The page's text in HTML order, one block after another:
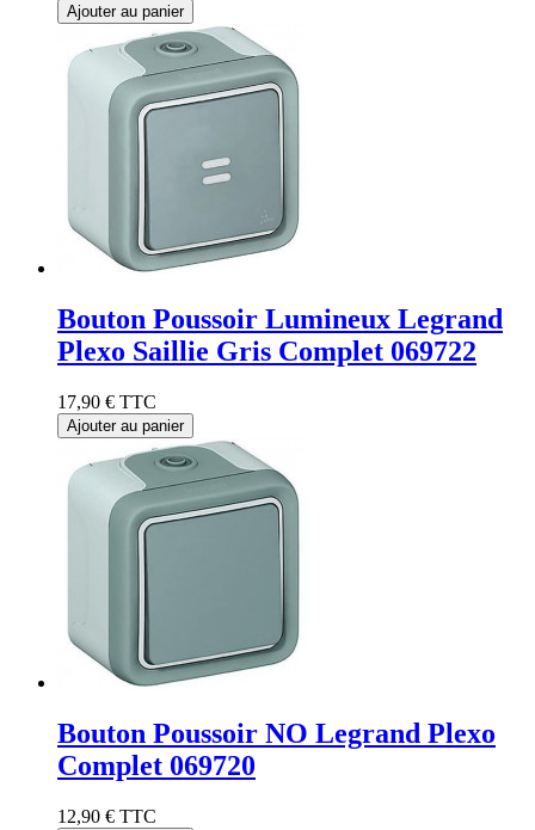
Ajouter au panier
Bouton Poussoir Lumineux Legrand
Plexo Saillie Gris Complet 069722
17,90 € TTC
Ajouter au panier
Bouton Poussoir NO Legrand Plexo
Complet 069720
12,90 € TTC